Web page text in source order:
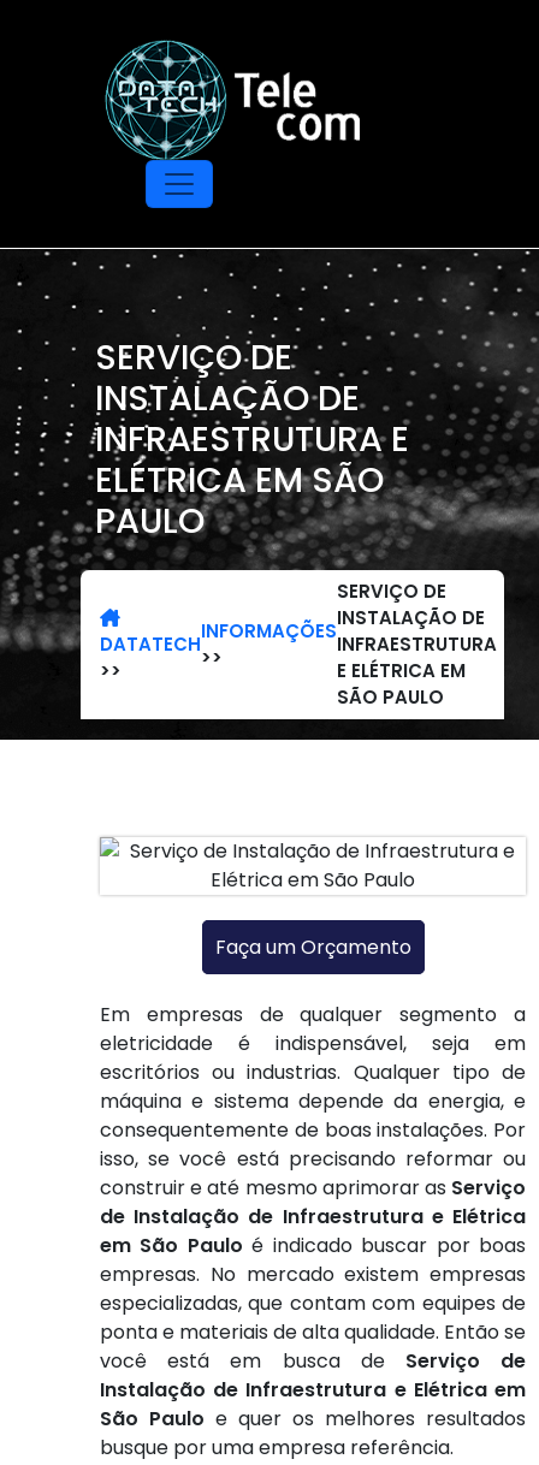
SERVIÇO DE
INSTALAÇÃO DE
INFRAESTRUTURA E
ELÉTRICA EM SÃO
PAULO
DATATECH
>>
INFORMAÇÕES
>>
SERVIÇO DE
INSTALAÇÃO DE
INFRAESTRUTURA
E ELÉTRICA EM
SÃO PAULO
Em empresas de qualquer segmento a
eletricidade é indispensável, seja em
escritórios ou industrias. Qualquer tipo de
máquina e sistema depende da energia, e
consequentemente de boas instalações. Por
isso, se você está precisando reformar ou
construir e até mesmo aprimorar as Serviço
de Instalação de Infraestrutura e Elétrica
em São Paulo é indicado buscar por boas
empresas. No mercado existem empresas
especializadas, que contam com equipes de
ponta e materiais de alta qualidade. Então se
você está em busca de Serviço de
Instalação de Infraestrutura e Elétrica em
São Paulo e quer os melhores resultados
busque por uma empresa referência.
Faça um Orçamento